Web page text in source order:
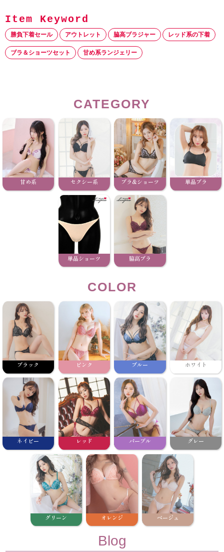
勝負下着セール アウトレット 脇高ブラジャー レッド系の下着
ブラ＆ショーツセット 甘め系ランジェリー
CATEGORY
甘め系 セクシー系 ブラ&ショーツ 単品ブラ
単品ショーツ 脇高ブラ
COLOR
ブラック ピンク ブルー ホワイト
ネイビー レッド パープル グレー
グリーン オレンジ ベージュ
Blog